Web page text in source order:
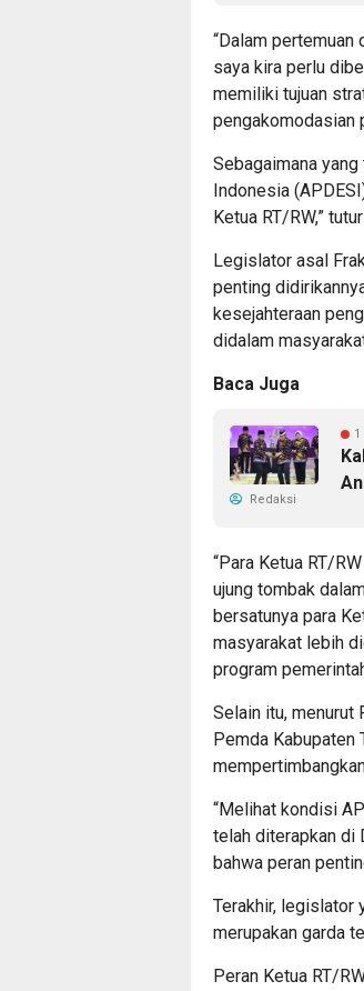
“Dalam pertemuan
saya kira perlu
memiliki tujuan
pengakomodasian
Sebagaimana
Indonesia
Ketua RT/RW,”
Legislator asal
penting
kesejahteraan
didalam
Baca Juga
Redaksi
“Para Ketua RT/
ujung tombak
bersatunya para
masyarakat lebih
program
Selain itu, menurut
Pemda Kabupaten
“Melihat kondisi
telah diterapkan di
bahwa peran
Terakhir, legislator
merupakan garda
Peran Ketua RT/